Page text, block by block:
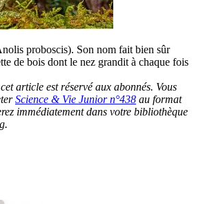
proboscis). Son nom fait bien sûr
de bois dont le nez grandit à chaque fois
article est réservé aux abonnés. Vous
Science & Vie Junior n°438 au format
immédiatement dans votre bibliothèque